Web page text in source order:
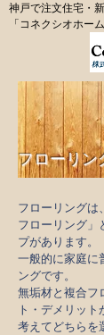
神戸で注文住宅・
「コネクシオホーム
フローリン
フローリングは
フローリング」
プがあります。
一般的に家庭に
ングです。
無垢材と複合フ
ト・デメリッ
考えてどちらを